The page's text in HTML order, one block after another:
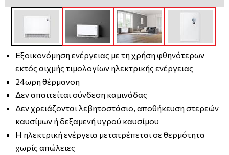
Εξοικονόμηση ενέργειας με τη χρήση φθηνότερων
εκτός αιχμής τιμολογίων ηλεκτρικής ενέργειας
24ωρη θέρμανση
Δεν απαιτείται σύνδεση καμινάδας
Δεν χρειάζονται λεβητοστάσιο, αποθήκευση στερεών
καυσίμων ή δεξαμενή υγρού καυσίμου
Η ηλεκτρική ενέργεια μετατρέπεται σε θερμότητα
χωρίς απώλειες